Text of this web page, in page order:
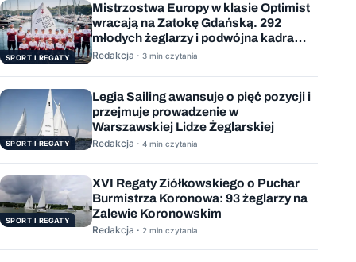
SPORT I REGATY
Mistrzostwa Europy w klasie Optimist
wracają na Zatokę Gdańską. 292
młodych żeglarzy i podwójna kadra
Polski
Redakcja · 3 min czytania
SPORT I REGATY
Legia Sailing awansuje o pięć pozycji i
przejmuje prowadzenie w
Warszawskiej Lidze Żeglarskiej
Redakcja · 4 min czytania
SPORT I REGATY
XVI Regaty Ziółkowskiego o Puchar
Burmistrza Koronowa: 93 żeglarzy na
Zalewie Koronowskim
Redakcja · 2 min czytania